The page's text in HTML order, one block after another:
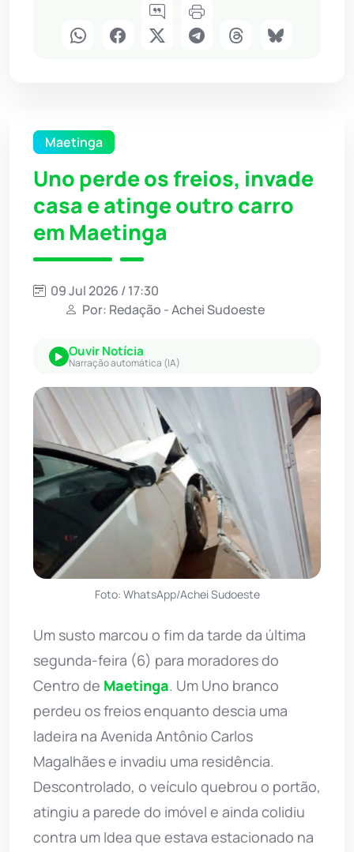
Maetinga
Uno perde os freios, invade
casa e atinge outro carro
em Maetinga
09 Jul 2026 / 17:30
Por: Redação - Achei Sudoeste
Ouvir Notícia
Narração automática (IA)
Foto: WhatsApp/Achei Sudoeste
Um susto marcou o fim da tarde da última
segunda-feira (6) para moradores do
Centro de Maetinga. Um Uno branco
perdeu os freios enquanto descia uma
ladeira na Avenida Antônio Carlos
Magalhães e invadiu uma residência.
Descontrolado, o veículo quebrou o portão,
atingiu a parede do imóvel e ainda colidiu
contra um Idea que estava estacionado na